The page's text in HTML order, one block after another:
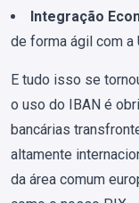
Integração
de forma ágil com a
E tudo isso se
o uso do IBAN é
bancárias
altamente
da área comum